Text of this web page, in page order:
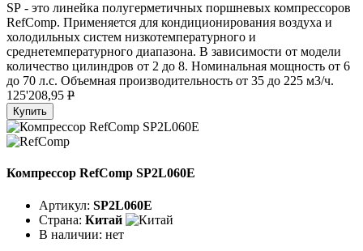
SР - это линейка полугерметичных поршневых компрессоров
RefComp. Применяется для кондиционирования воздуха и
холодильных систем низкотемпературного и
среднетемпературного диапазона. В зависимости от модели
количество цилиндров от 2 до 8. Номинальная мощность от 6
до 70 л.с. Объемная производительность от 35 до 225 м3/ч.
125'208,95 P
Купить
Компрессор RefComp SP2L060E
Артикул: SP2L060E
Страна: Китай
В наличии: нет